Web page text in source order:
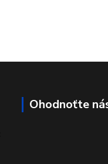
Ohodnoťte